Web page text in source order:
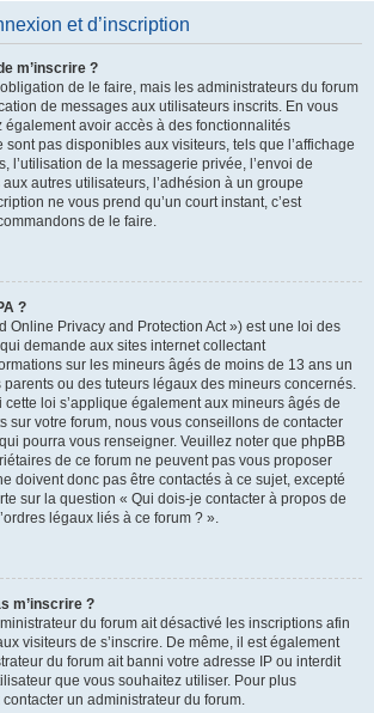
et d’inscription
m’inscrire ?
de le faire, mais les administrateurs du forum
de messages aux utilisateurs inscrits. En vous
également avoir accès à des fonctionnalités
pas disponibles aux visiteurs, tels que l’affichage
l’utilisation de la messagerie privée, l’envoi de
autres utilisateurs, l’adhésion à un groupe
ne vous prend qu’un court instant, c’est
de le faire.
?
Online Privacy and Protection Act ») est une loi des
demande aux sites internet collectant
sur les mineurs âgés de moins de 13 ans un
ou des tuteurs légaux des mineurs concernés.
loi s’applique également aux mineurs âgés de
sur votre forum, nous vous conseillons de contacter
pourra vous renseigner. Veuillez noter que phpBB
de ce forum ne peuvent pas vous proposer
doivent donc pas être contactés à ce sujet, excepté
sur la question « Qui dois-je contacter à propos de
légaux liés à ce forum ? ».
m’inscrire ?
du forum ait désactivé les inscriptions afin
visiteurs de s’inscrire. De même, il est également
du forum ait banni votre adresse IP ou interdit
que vous souhaitez utiliser. Pour plus
un administrateur du forum.